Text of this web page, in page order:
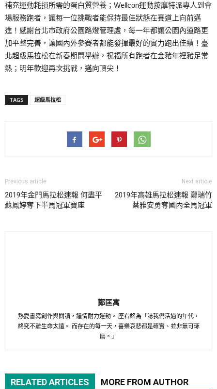
補充運動耗損所需的蛋白質營養；Wellcon運動按摩特派專人到會
場服務跑者，讓每一位挑戰者能保持最佳狀態在賽道上向前邁
進！感謝台北市政府公園路燈管理處，每一年都讓公園內道路更
加平整完善，讓國內外參賽者都能發揮最好的實力跑出佳績！臺
北超級馬拉松在新春期間舉辦，祝福所有跑者在金豬年裡豬足常
熱；明年歡迎再次挑戰，邁向頂尖！
TAGS 超級馬拉松
Previous article
2019年金門馬拉松速報 何盡平
蘇鳳婷奪下半馬冠軍寶座
Next article
2019年高雄馬拉松速報 鄭瑞竹
蔡雅安勇奪國內全馬冠軍
鄭匡寓
熱愛書寫創作與閱讀，鍾情耐力運動。 座右銘為「誌我們活過的年代，
終究不離生命太遠。 而存在的每一天，喜樂哀悲都是確實、並非無可琢
磨。」
RELATED ARTICLES MORE FROM AUTHOR